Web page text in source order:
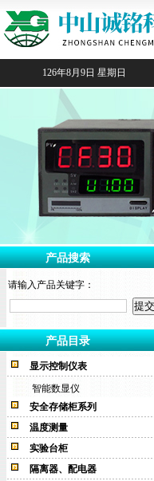
126年8月9日 星期日
产品搜索
请输入产品关键字：
产品目录
显示控制仪表
智能数显仪
安全存储柜系列
温度测量
实验台柜
隔离器、配电器